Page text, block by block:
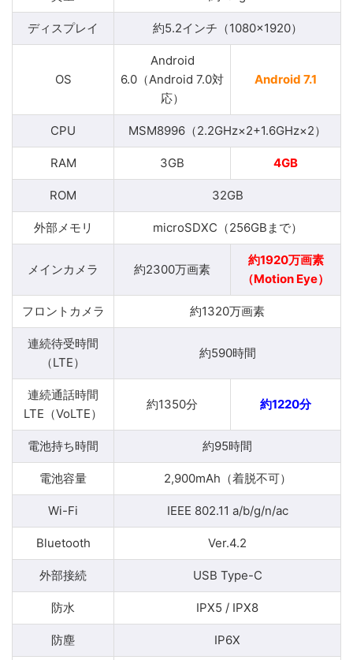
ディスプレイ 約5.2インチ（1080×1920）
OS
Android
6.0（Android 7.0対
応）
Android 7.1
CPU MSM8996（2.2GHz×2+1.6GHz×2）
RAM 3GB 4GB
ROM 32GB
外部メモリ microSDXC（256GBまで）
メインカメラ 約2300万画素
約1920万画素
（Motion Eye）
フロントカメラ 約1320万画素
連続待受時間
（LTE）
約590時間
連続通話時間
LTE（VoLTE）
約1350分 約1220分
電池持ち時間 約95時間
電池容量 2,900mAh（着脱不可）
Wi-Fi IEEE 802.11 a/b/g/n/ac
Bluetooth Ver.4.2
外部接続 USB Type-C
防水 IPX5 / IPX8
防塵 IP6X